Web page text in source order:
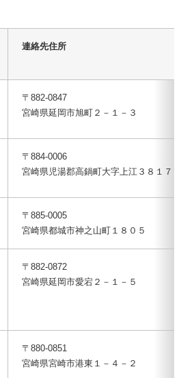
案内
イト～
する事例集
険制度
制度
について
FAQ
者講習会）を紛失された方へ
イト）
グインはこちら
連絡先住所
〒882-0847
宮崎県延岡市旭町２－１－３
〒884-0006
宮崎県児湯郡高鍋町大字上江３８１７
〒885-0005
宮崎県都城市神之山町１８０５
〒882-0872
宮崎県延岡市愛宕２－１－５
〒880-0851
宮崎県宮崎市港東１－４－２